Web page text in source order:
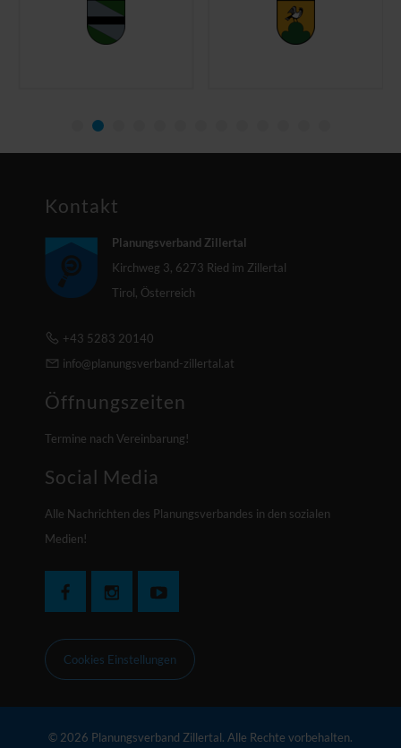
Kontakt
Planungsverband Zillertal
Kirchweg 3, 6273 Ried im Zillertal
Tirol, Österreich
+43 5283 20140
info@planungsverband-zillertal.at
Öffnungszeiten
Termine nach Vereinbarung!
Social Media
Alle Nachrichten des Planungsverbandes in den sozialen
Medien!
Cookies Einstellungen
© 2026 Planungsverband Zillertal. Alle Rechte vorbehalten.